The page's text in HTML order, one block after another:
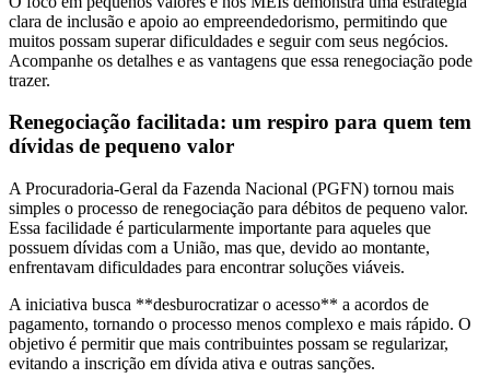
clara de inclusão e apoio ao empreendedorismo, permitindo que
muitos possam superar dificuldades e seguir com seus negócios.
Acompanhe os detalhes e as vantagens que essa renegociação pode
trazer.
Renegociação facilitada: um respiro para quem tem
dívidas de pequeno valor
A Procuradoria-Geral da Fazenda Nacional (PGFN) tornou mais
simples o processo de renegociação para débitos de pequeno valor.
Essa facilidade é particularmente importante para aqueles que
possuem dívidas com a União, mas que, devido ao montante,
enfrentavam dificuldades para encontrar soluções viáveis.
A iniciativa busca **desburocratizar o acesso** a acordos de
pagamento, tornando o processo menos complexo e mais rápido. O
objetivo é permitir que mais contribuintes possam se regularizar,
evitando a inscrição em dívida ativa e outras sanções.